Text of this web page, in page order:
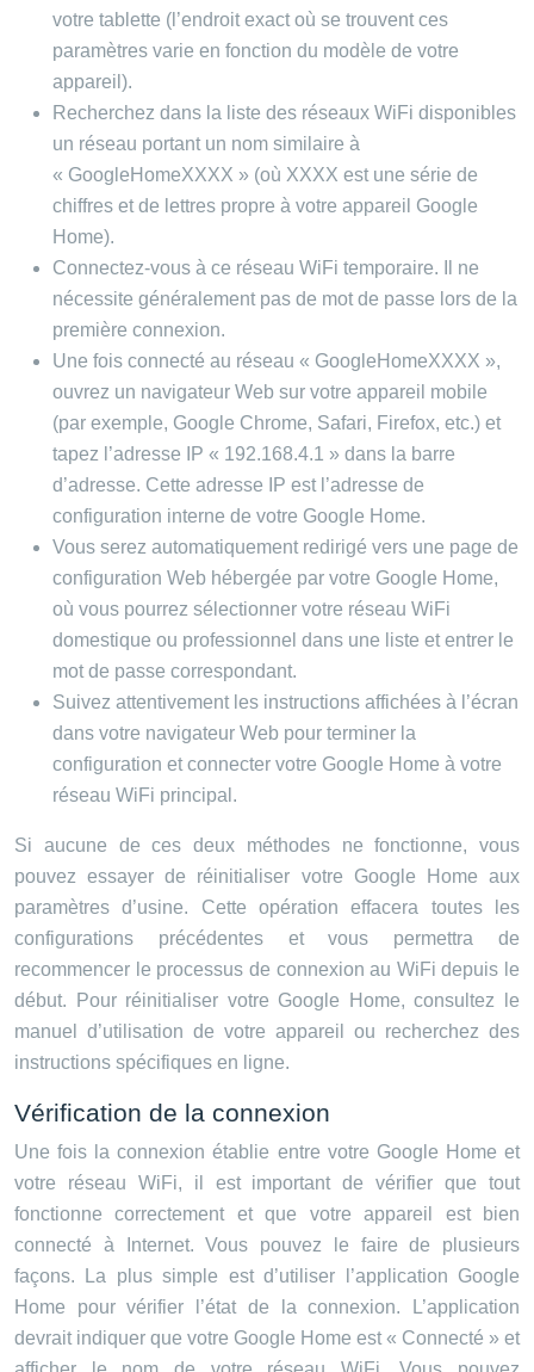
votre tablette (l’endroit exact où se trouvent ces
paramètres varie en fonction du modèle de votre
appareil).
Recherchez dans la liste des réseaux WiFi disponibles
un réseau portant un nom similaire à
« GoogleHomeXXXX » (où XXXX est une série de
chiffres et de lettres propre à votre appareil Google
Home).
Connectez-vous à ce réseau WiFi temporaire. Il ne
nécessite généralement pas de mot de passe lors de la
première connexion.
Une fois connecté au réseau « GoogleHomeXXXX »,
ouvrez un navigateur Web sur votre appareil mobile
(par exemple, Google Chrome, Safari, Firefox, etc.) et
tapez l’adresse IP « 192.168.4.1 » dans la barre
d’adresse. Cette adresse IP est l’adresse de
configuration interne de votre Google Home.
Vous serez automatiquement redirigé vers une page de
configuration Web hébergée par votre Google Home,
où vous pourrez sélectionner votre réseau WiFi
domestique ou professionnel dans une liste et entrer le
mot de passe correspondant.
Suivez attentivement les instructions affichées à l’écran
dans votre navigateur Web pour terminer la
configuration et connecter votre Google Home à votre
réseau WiFi principal.
Si aucune de ces deux méthodes ne fonctionne, vous
pouvez essayer de réinitialiser votre Google Home aux
paramètres d’usine. Cette opération effacera toutes les
configurations précédentes et vous permettra de
recommencer le processus de connexion au WiFi depuis le
début. Pour réinitialiser votre Google Home, consultez le
manuel d’utilisation de votre appareil ou recherchez des
instructions spécifiques en ligne.
Vérification de la connexion
Une fois la connexion établie entre votre Google Home et
votre réseau WiFi, il est important de vérifier que tout
fonctionne correctement et que votre appareil est bien
connecté à Internet. Vous pouvez le faire de plusieurs
façons. La plus simple est d’utiliser l’application Google
Home pour vérifier l’état de la connexion. L’application
devrait indiquer que votre Google Home est « Connecté » et